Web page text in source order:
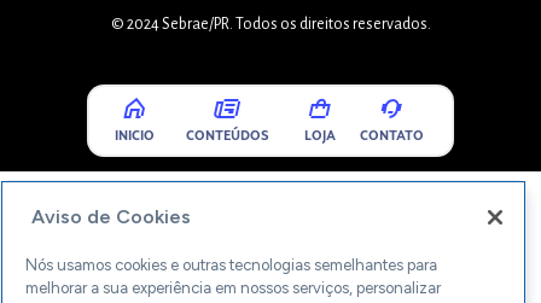
© 2024 Sebrae/PR. Todos os direitos reservados.
INICIO CONTEÚDOS LOJA CONTATO
Aviso de Cookies
Nós usamos cookies e outras tecnologias semelhantes para
melhorar a sua experiência em nossos serviços, personalizar